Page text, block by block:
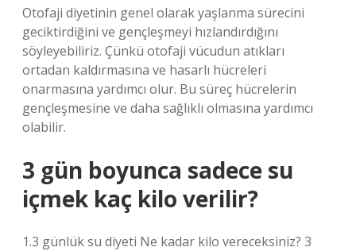
Otofaji diyetinin genel olarak yaşlanma sürecini
geciktirdiğini ve gençleşmeyi hızlandırdığını
söyleyebiliriz. Çünkü otofaji vücudun atıkları
ortadan kaldırmasına ve hasarlı hücreleri
onarmasına yardımcı olur. Bu süreç hücrelerin
gençleşmesine ve daha sağlıklı olmasına yardımcı
olabilir.
3 gün boyunca sadece su
içmek kaç kilo verilir?
1.3 günlük su diyeti Ne kadar kilo vereceksiniz? 3